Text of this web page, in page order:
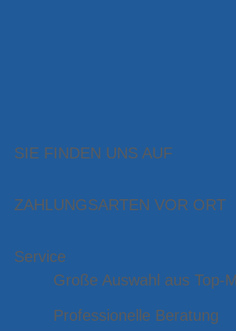
SIE FINDEN UNS AUF
ZAHLUNGSARTEN VOR ORT
Service
Große Auswahl aus Top-
Professionelle Beratung